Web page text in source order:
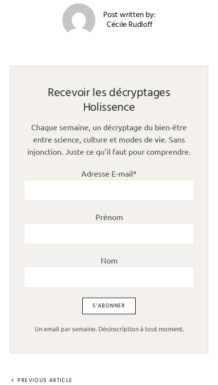
Post written by:
Cécile Rudloff
Recevoir les décryptages
Holissence
Chaque semaine, un décryptage du bien-être
entre science, culture et modes de vie. Sans
injonction. Juste ce qu’il faut pour comprendre.
Adresse E-mail*
Prénom
Nom
Un email par semaine. Désinscription à tout moment.
PREVIOUS ARTICLE